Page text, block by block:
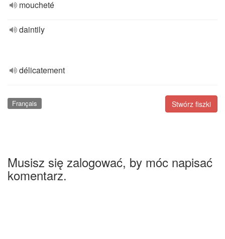
moucheté
daintily
délicatement
Stwórz fiszki
Français
Musisz się zalogować, by móc napisać
komentarz.